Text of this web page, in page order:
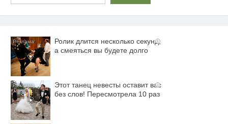
i
Ролик длится несколько секунд,
а смеяться вы будете долго
i
Этот танец невесты оставит вас
без слов! Пересмотрела 10 раз